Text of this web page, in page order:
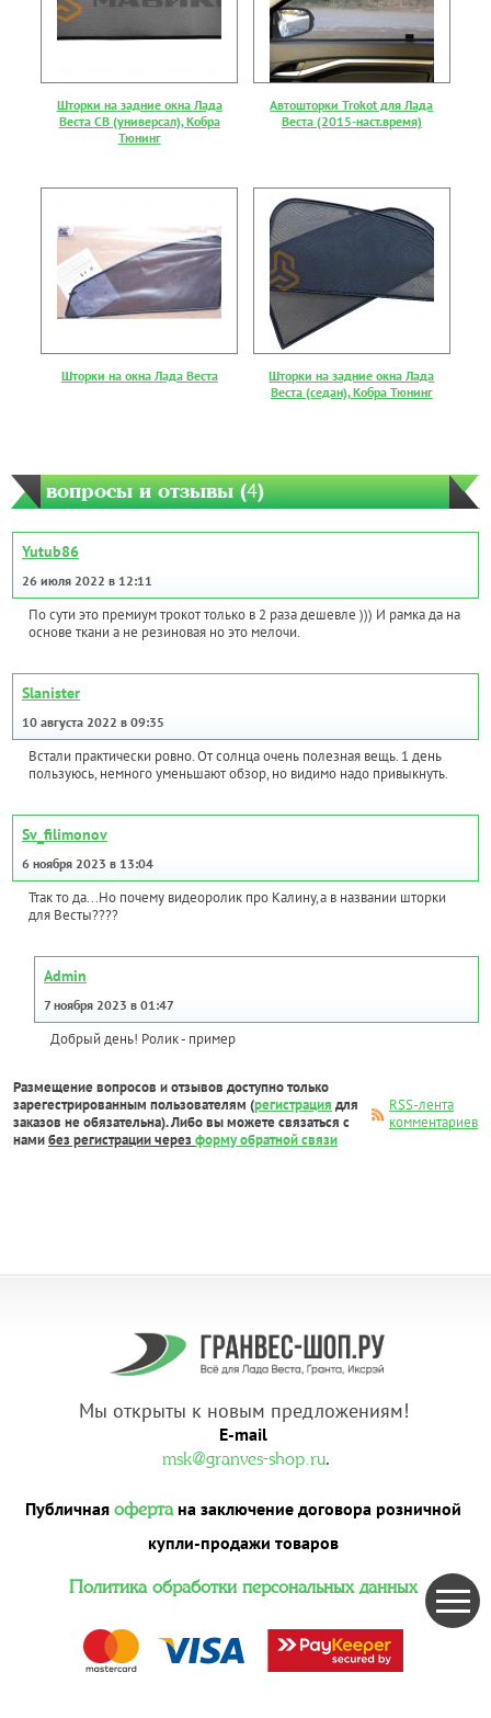
Шторки на задние окна Лада
Веста СВ (универсал), Кобра
Тюнинг
Автошторки Trokot для Лада
Веста (2015-наст.время)
Шторки на окна Лада Веста
Шторки на задние окна Лада
Веста (седан), Кобра Тюнинг
вопросы и отзывы (4)
Yutub86
26 июля 2022 в 12:11
По сути это премиум трокот только в 2 раза дешевле ))) И рамка да на
основе ткани а не резиновая но это мелочи.
Slanister
10 августа 2022 в 09:35
Встали практически ровно. От солнца очень полезная вещь. 1 день
пользуюсь, немного уменьшают обзор, но видимо надо привыкнуть.
Sv_filimonov
6 ноября 2023 в 13:04
Ттак то да...Но почему видеоролик про Калину,а в названии шторки
для Весты????
Admin
7 ноября 2023 в 01:47
Добрый день! Ролик - пример
Размещение вопросов и отзывов доступно только
зарегестрированным пользователям (регистрация для
заказов не обязательна). Либо вы можете связаться с
намибез регистрации через форму обратной связи
RSS-лента
комментариев
Мы открыты к новым предложениям!
E-mail
msk@granves-shop.ru.
Публичная офертана заключение договора розничной
купли-продажи товаров
Политика обработки персональных данных